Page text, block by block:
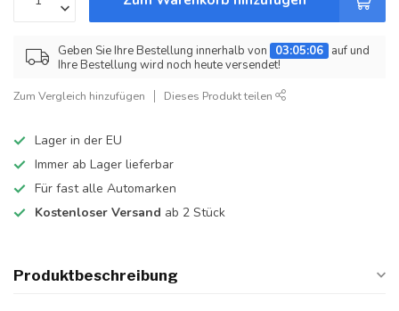
Geben Sie Ihre Bestellung innerhalb von 03:05:05 auf und
Ihre Bestellung wird noch heute versendet!
Zum Vergleich hinzufügen Dieses Produkt teilen
Lager in der EU
Immer ab Lager lieferbar
Für fast alle Automarken
Kostenloser Versand ab 2 Stück
Produktbeschreibung